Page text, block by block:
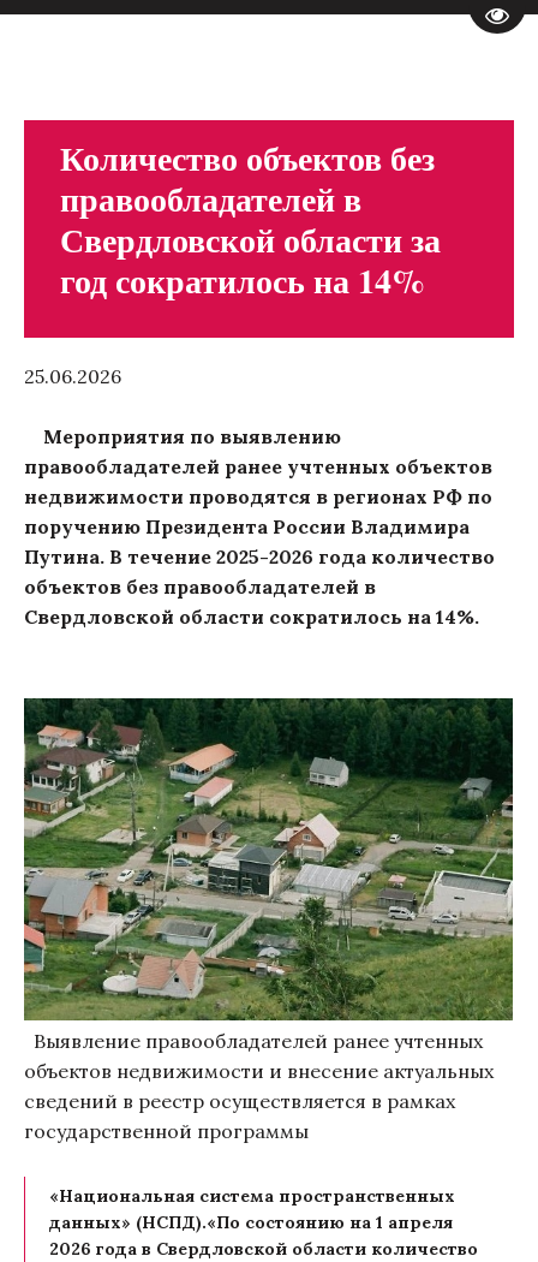
Количество объектов без
правообладателей в
Свердловской области за
год сократилось на 14%
25.06.2026
Мероприятия по выявлению
правообладателей ранее учтенных объектов
недвижимости проводятся в регионах РФ по
поручению Президента России Владимира
Путина. В течение 2025-2026 года количество
объектов без правообладателей в
Свердловской области сократилось на 14%.
Выявление правообладателей ранее учтенных
объектов недвижимости и внесение актуальных
сведений в реестр осуществляется в рамках
государственной программы
«Национальная система пространственных
данных» (НСПД).«По состоянию на 1 апреля
2026 года в Свердловской области количество